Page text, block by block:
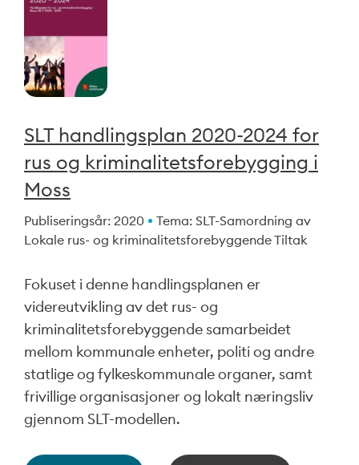
SLT handlingsplan 2020-2024 for
rus og kriminalitetsforebygging i
Moss
Publiseringsår: 2020
Tema: SLT-Samordning av
Lokale rus- og kriminalitetsforebyggende Tiltak
Fokuset i denne handlingsplanen er
videreutvikling av det rus- og
kriminalitetsforebyggende samarbeidet
mellom kommunale enheter, politi og andre
statlige og fylkeskommunale organer, samt
frivillige organisasjoner og lokalt næringsliv
gjennom SLT-modellen.